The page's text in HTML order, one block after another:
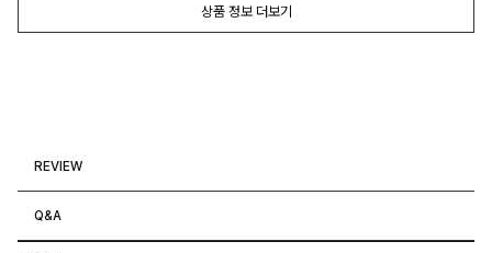
상품 정보 더보기
REVIEW
Q&A